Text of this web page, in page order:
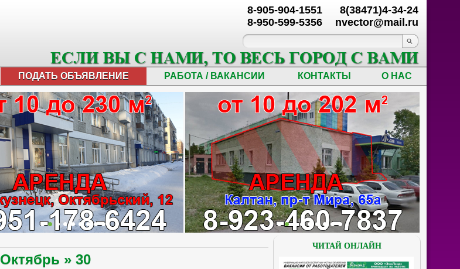
8(38471)4-34-24
nvector@mail.ru
8-905-904-1551
8-950-599-5356
ПОДАТЬ ОБЪЯВЛЕНИЕ РАБОТА / ВАКАНСИИ КОНТАКТЫ О НАС
Октябрь » 30
ЧИТАЙ ОНЛАЙН